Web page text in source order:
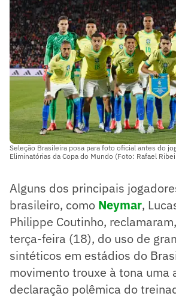
Seleção Brasileira posa para foto oficial antes do
Eliminatórias da Copa do Mundo (Foto: Rafael
Alguns dos principais
brasileiro, como Neymar,
Philippe Coutinho,
terça-feira (18), do uso de
sintéticos em estádios do
movimento trouxe à tona uma
declaração polêmica do